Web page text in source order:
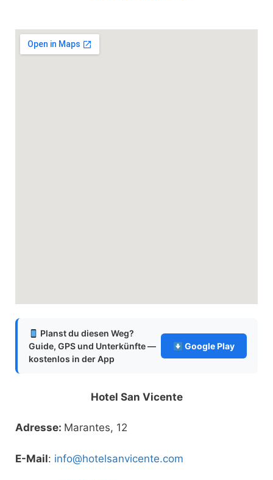
Planst du diesen Weg?
Guide, GPS und Unterkünfte —
kostenlos in der App
Google Play
Hotel San Vicente
Adresse: Marantes, 12
E-Mail: info@hotelsanvicente.com